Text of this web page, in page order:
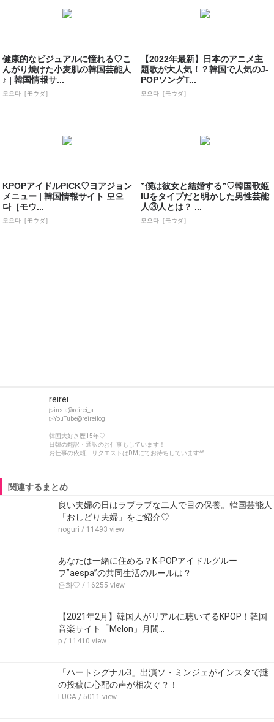
健康的なビジュアルに憧れる♡こ
んがり焼けた小麦肌の韓国芸能人
♪ | 韓国情報サ...
모으다［モウダ］
【2022年最新】日本のアニメ主
題歌が大人気！？韓国で人気のJ-
POPソングT...
모으다［モウダ］
KPOPアイドルPICK♡ヨアジョン
メニュー | 韓国情報サイト 모으
다［モウ...
모으다［モウダ］
”僕は彼女と結婚する”♡韓国歌姫
IUをタイプだと明かした男性芸能
人③人とは？ ...
모으다［モウダ］
reirei
▷insta@reirei_a
▷YouTube@reireilog
韓国大好き歴15年♡
日韓の翻訳・通訳のお仕事もしています！
お仕事の依頼、リクエストはDMにてお待ちしています^^
関連するまとめ
良い夫婦の日はラブラブな二人で目の保養。韓国芸能人
「おしどり夫婦」をご紹介♡
noguri / 11493 view
あなたは一緒に住める？K-POPアイドルグルー
プ”aespa”の共同生活のルールは？
은화♡ / 16255 view
【2021年2月】韓国人がリアルに聴いてるKPOP！韓国
音楽サイト「Melon」月間…
p / 11410 view
「ハートシグナル3」出演ソ・ミンジェがインスタで謎
の投稿に心配の声が相次ぐ？！
LUCA / 5011 view